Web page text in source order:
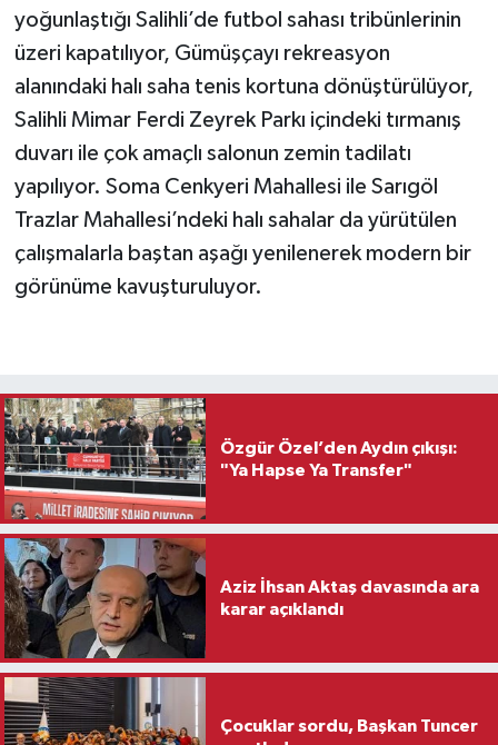
yoğunlaştığı Salihli’de futbol sahası tribünlerinin
üzeri kapatılıyor, Gümüşçayı rekreasyon
alanındaki halı saha tenis kortuna dönüştürülüyor,
Salihli Mimar Ferdi Zeyrek Parkı içindeki tırmanış
duvarı ile çok amaçlı salonun zemin tadilatı
yapılıyor. Soma Cenkyeri Mahallesi ile Sarıgöl
Trazlar Mahallesi’ndeki halı sahalar da yürütülen
çalışmalarla baştan aşağı yenilenerek modern bir
görünüme kavuşturuluyor.
Özgür Özel’den Aydın çıkışı:
"Ya Hapse Ya Transfer"
Aziz İhsan Aktaş davasında ara
karar açıklandı
Çocuklar sordu, Başkan Tuncer